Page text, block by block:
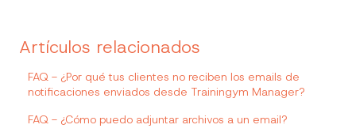
Artículos relacionados
FAQ - ¿Por qué tus clientes no reciben los emails de
notificaciones enviados desde Trainingym Manager?
FAQ - ¿Cómo puedo adjuntar archivos a un email?